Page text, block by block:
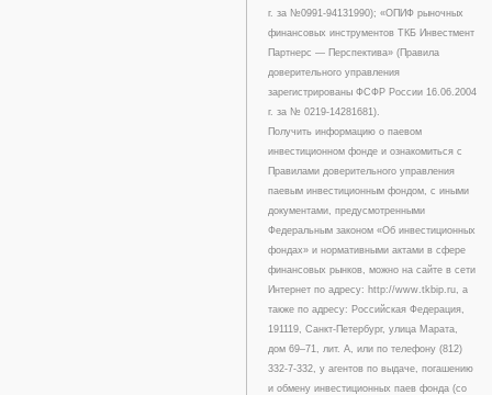
г. за №0991-94131990); «ОПИФ рыночных
финансовых инструментов ТКБ Инвестмент
Партнерс — Перспектива» (Правила
доверительного управления
зарегистрированы ФСФР России 16.06.2004
г. за № 0219-14281681).
Получить информацию о паевом
инвестиционном фонде и ознакомиться с
Правилами доверительного управления
паевым инвестиционным фондом, с иными
документами, предусмотренными
Федеральным законом «Об инвестиционных
фондах» и нормативными актами в сфере
финансовых рынков, можно на сайте в сети
Интернет по адресу: http://www.tkbip.ru, а
также по адресу: Российская Федерация,
191119, Санкт-Петербург, улица Марата,
дом 69–71, лит. А, или по телефону (812)
332-7-332, у агентов по выдаче, погашению
и обмену инвестиционных паев фонда (со